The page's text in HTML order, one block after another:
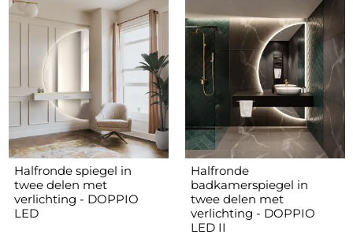
Halfronde spiegel in
twee delen met
verlichting - DOPPIO
LED
Halfronde
badkamerspiegel in
twee delen met
verlichting - DOPPIO
LED II